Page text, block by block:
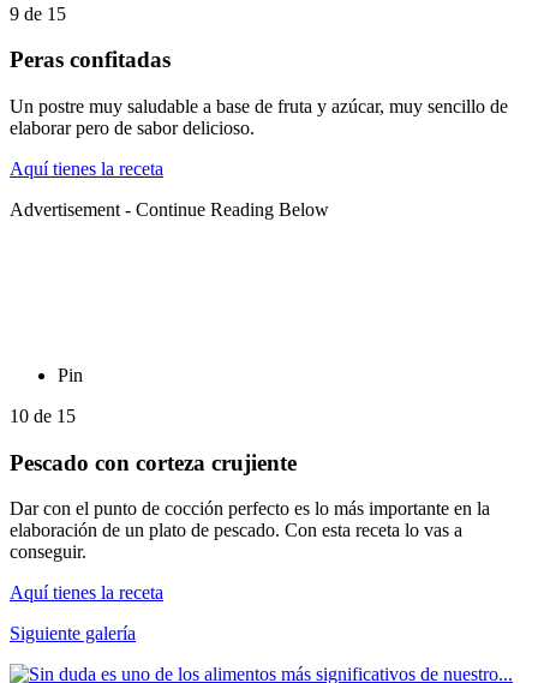
9 de 15
Peras confitadas
Un postre muy saludable a base de fruta y azúcar, muy sencillo de
elaborar pero de sabor delicioso.
Aquí tienes la receta
Advertisement - Continue Reading Below
Pin
10 de 15
Pescado con corteza crujiente
Dar con el punto de cocción perfecto es lo más importante en la
elaboración de un plato de pescado. Con esta receta lo vas a
conseguir.
Aquí tienes la receta
Siguiente galería